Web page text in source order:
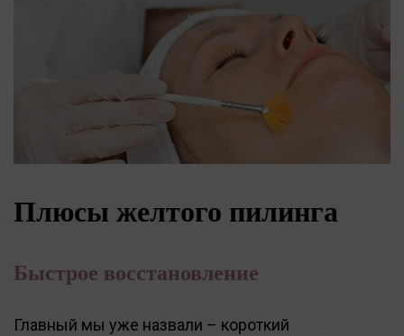
Плюсы желтого пилинга
Быстрое восстановление
Главный мы уже назвали – короткий